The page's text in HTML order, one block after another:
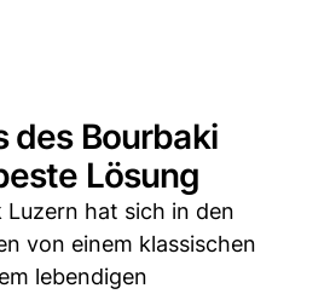
des Bourbaki
Lösung
hat sich in den
von einem klassischen
lebendigen